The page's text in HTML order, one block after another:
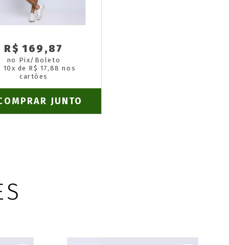
R$ 169,87
no Pix/Boleto
10x de R$ 17,88 nos
cartões
JUNTO